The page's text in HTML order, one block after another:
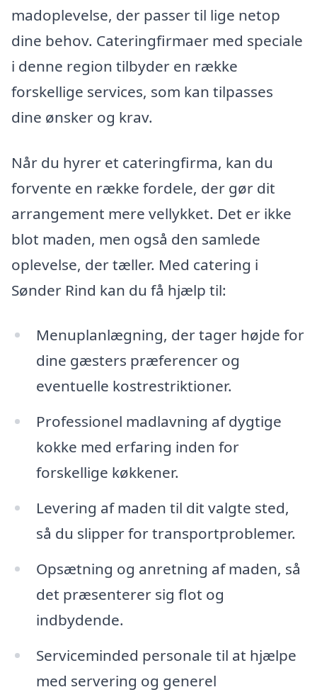
madoplevelse, der passer til lige netop
dine behov. Cateringfirmaer med speciale
i denne region tilbyder en række
forskellige services, som kan tilpasses
dine ønsker og krav.
Når du hyrer et cateringfirma, kan du
forvente en række fordele, der gør dit
arrangement mere vellykket. Det er ikke
blot maden, men også den samlede
oplevelse, der tæller. Med catering i
Sønder Rind kan du få hjælp til:
Menuplanlægning, der tager højde for
dine gæsters præferencer og
eventuelle kostrestriktioner.
Professionel madlavning af dygtige
kokke med erfaring inden for
forskellige køkkener.
Levering af maden til dit valgte sted,
så du slipper for transportproblemer.
Opsætning og anretning af maden, så
det præsenterer sig flot og
indbydende.
Serviceminded personale til at hjælpe
med servering og generel